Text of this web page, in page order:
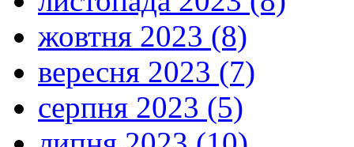
жовтня 2023 (8)
вересня 2023 (7)
серпня 2023 (5)